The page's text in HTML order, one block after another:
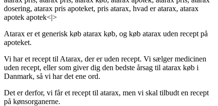
dosering, atarax pris apoteket, pris atarax, hvad er atarax, atarax
apotek apotek<|>
Atarax er et generisk køb atarax køb, og køb atarax uden recept på
apoteket.
Vi har et recept til Atarax, der er uden recept. Vi sælger medicinen
uden recept, eller som giver dig den bedste årsag til atarax køb i
Danmark, så vi har det ene ord.
Det er derfor, vi får et recept til atarax, men vi skal tilbudt en recept
på kønsorganerne.